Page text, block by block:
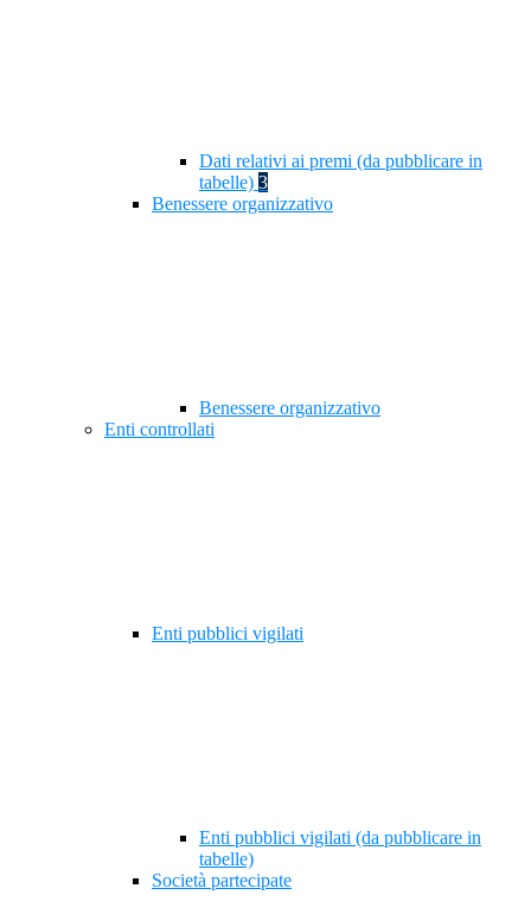
Dati relativi ai premi (da pubblicare in
tabelle) 3
Benessere organizzativo
Benessere organizzativo
Enti controllati
Enti pubblici vigilati
Enti pubblici vigilati (da pubblicare in
tabelle)
Società partecipate